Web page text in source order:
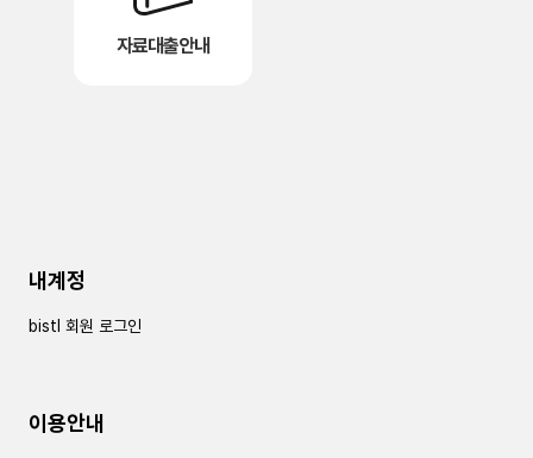
자료대출안내
내계정
bistl 회원 로그인
이용안내